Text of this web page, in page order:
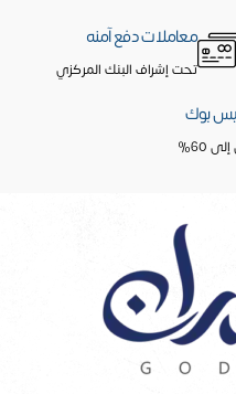
معاملات دفع آمنه
تحت إشراف البنك المركزي
بوك
60%